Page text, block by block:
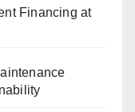
Financing at